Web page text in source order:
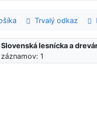
Trvalý odkaz
Slovenská lesnícka a
1